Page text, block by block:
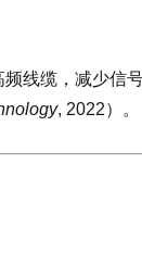
频线缆，减少信
, 2022）。